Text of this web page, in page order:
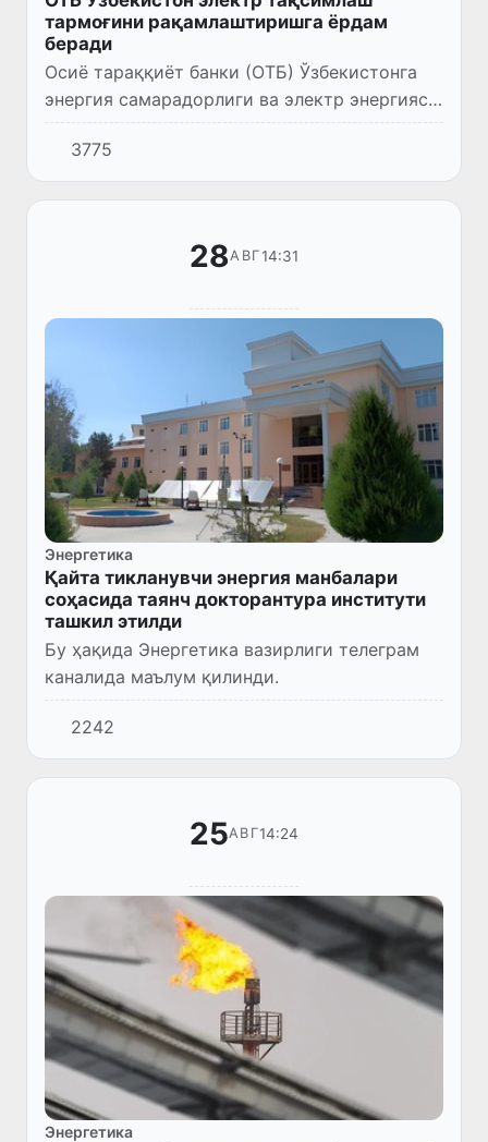
тармоғини рақамлаштиришга ёрдам
беради
Осиё тараққиёт банки (ОТБ) Ўзбекистонга
энергия самарадорлиги ва электр энергияси
хизматлари ишончлилигини ошириш учун
энергия тақсимлаш тизимини модернизация
қилиш ва рақамлаштири...
3775
28АВГ14:31
Энергетика
Қайта тикланувчи энергия манбалари
соҳасида таянч докторантура институти
ташкил этилди
Бу ҳақида Энергетика вазирлиги телеграм
каналида маълум қилинди.
2242
25АВГ14:24
Энергетика